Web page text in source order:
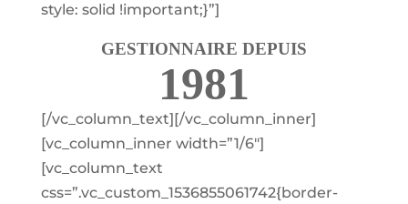
style: solid !important;}”]
GESTIONNAIRE DEPUIS
1981
[/vc_column_text][/vc_column_inner]
[vc_column_inner width=”1/6″]
[vc_column_text
css=”.vc_custom_1536855061742{border-